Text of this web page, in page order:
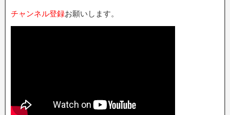
チャンネル登録お願いします。